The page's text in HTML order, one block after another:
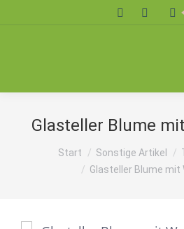
Search:
Glasteller Blume
Sie befinden sich hier:
Start Sonstige Artikel
Glasteller Blume mit